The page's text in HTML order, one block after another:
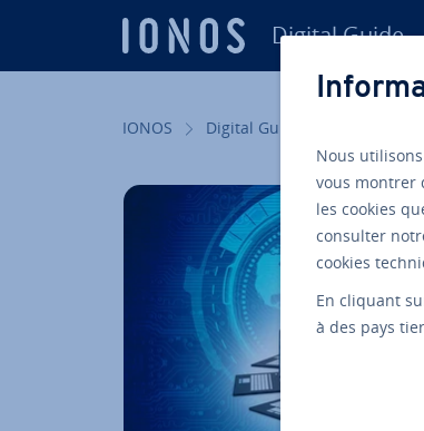
Digital Guide
IONOS Digital Guide
Nous
vous montrer
les cookies
consulter
cookies
En cliquant
à des pays